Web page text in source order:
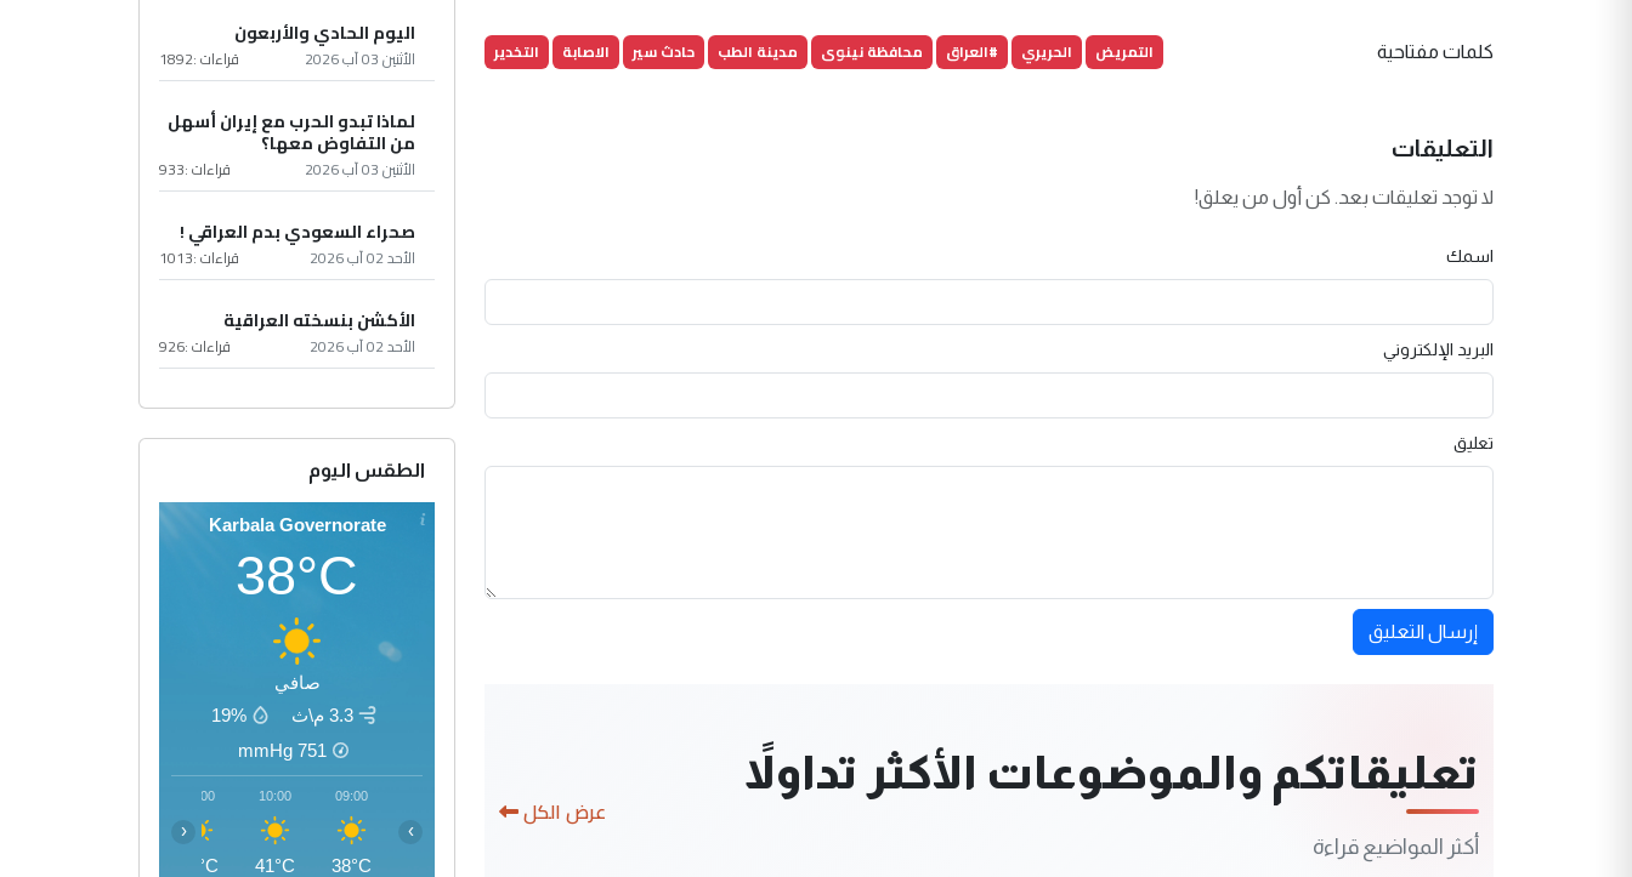
كلمات مفتاحية التمريض الحريري #العراق محافظة نينوى مدينة الطب حادث سير الاصابة التخدير
التعليقات
لا توجد تعليقات بعد. كن أول من يعلق!
اسمك
البريد الإلكتروني
تعليق
إرسال التعليق
تعليقاتكم والموضوعات الأكثر تداولاً
أكثر المواضيع قراءة
عرض الكل
اليوم الحادي والأربعون
الأثنين 03 آب 2026 قراءات :1892
لماذا تبدو الحرب مع إيران أسهل
من التفاوض معها؟
الأثنين 03 آب 2026 قراءات :933
صحراء السعودي بدم العراقي !
الأحد 02 آب 2026 قراءات :1013
الأكشن بنسخته العراقية
الأحد 02 آب 2026 قراءات :926
الطقس اليوم
Karbala Governorate
38°C
صافي
3.3 م\ث
19%
751
mmHg
09:00
38°C
10:00
41°C
11:00
43°C
‹ ›